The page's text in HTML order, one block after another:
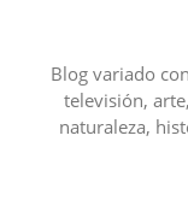
contenidoBlog variado
televisión,
naturaleza,